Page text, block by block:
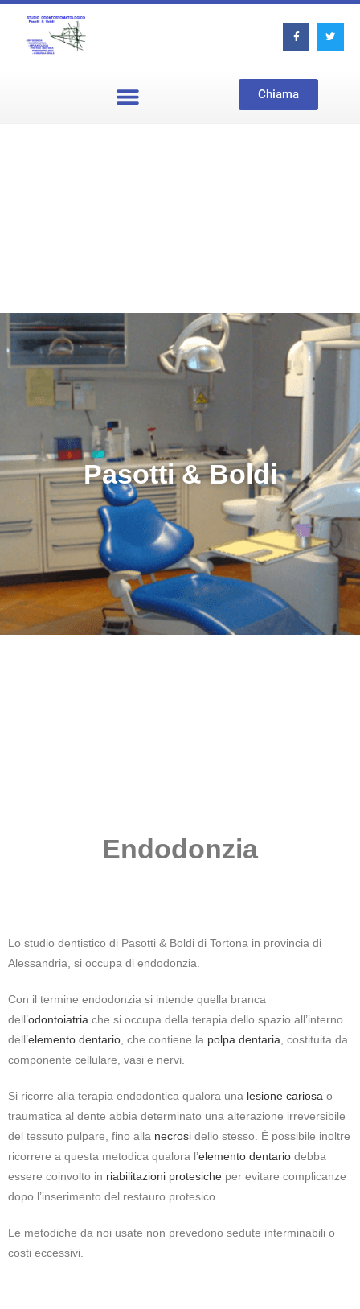
Chiama
Pasotti & Boldi
Endodonzia
Lo studio dentistico di Pasotti & Boldi di Tortona in provincia di
Alessandria, si occupa di endodonzia.
Con il termine endodonzia si intende quella branca
dell’odontoiatria che si occupa della terapia dello spazio all’interno
dell’elemento dentario, che contiene la polpa dentaria, costituita da
componente cellulare, vasi e nervi.
Si ricorre alla terapia endodontica qualora una lesione cariosa o
traumatica al dente abbia determinato una alterazione irreversibile
del tessuto pulpare, fino alla necrosi dello stesso. È possibile inoltre
ricorrere a questa metodica qualora l’elemento dentario debba
essere coinvolto in riabilitazioni protesiche per evitare complicanze
dopo l’inserimento del restauro protesico.
Le metodiche da noi usate non prevedono sedute interminabili o
costi eccessivi.